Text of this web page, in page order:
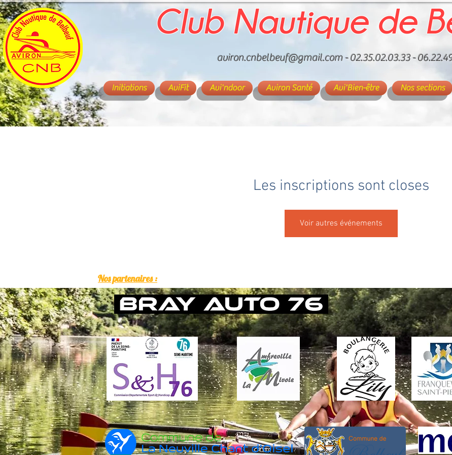
Club Nautique de
aviron.cnbelbeuf@gmail.com- 02.35.02.03.33 -
Initiations AviFit Avi'ndoor Aviron Santé Avi'Bien-être Nos sections
Les inscriptions sont closes
Voir autres événements
Nos partenaires :